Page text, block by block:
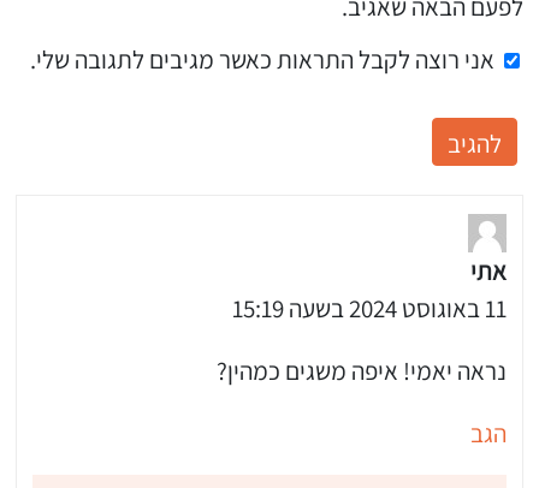
לפעם הבאה שאגיב.
אני רוצה לקבל התראות כאשר מגיבים לתגובה שלי.
אתי
11 באוגוסט 2024 בשעה 15:19
נראה יאמי! איפה משגים כמהין?
הגב